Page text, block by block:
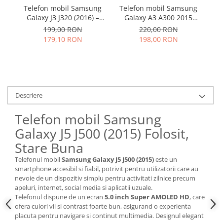
Nokia
Samsung
Allview
Asus
Asus
Blackberry
Blackview
Display Oneplus
HTC
HTC
Huawei
Iphone
IPOD
Telefon mobil Samsung
Galaxy J3 J320 (2016) –
Folosit – Stare buna
199,00 RON
179,10 RON
Telefon mobil Samsung
Galaxy A3 A300 2015
Folosit Stare buna
220,00 RON
198,00 RON
Descriere
Telefon mobil Samsung
Galaxy J5 J500 (2015) Folosit,
Stare Buna
Telefonul mobilSamsung Galaxy J5 J500 (2015)este un
smartphone accesibil si fiabil, potrivit pentru utilizatorii care au
nevoie de un dispozitiv simplu pentru activitati zilnice precum
apeluri, internet, social media si aplicatii uzuale.
Telefonul dispune de un ecran 5.0 inch Super AMOLED HD, care
ofera culori vii si contrast foarte bun, asigurand o experienta
placuta pentru navigare si continut multimedia. Designul elegant